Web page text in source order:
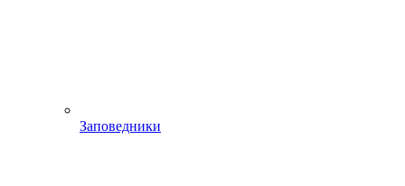
Заповедники